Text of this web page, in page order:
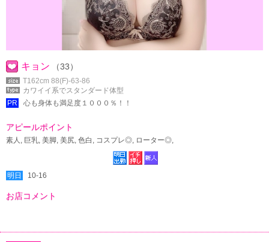
キョン （33）
T162cm 88(F)-63-86
カワイイ系でスタンダード体型
PR
心も身体も満足度１０００％！！
アピールポイント
素人, 巨乳, 美脚, 美尻, 色白, コスプレ◎, ローター◎,
明日 10-16
お店コメント